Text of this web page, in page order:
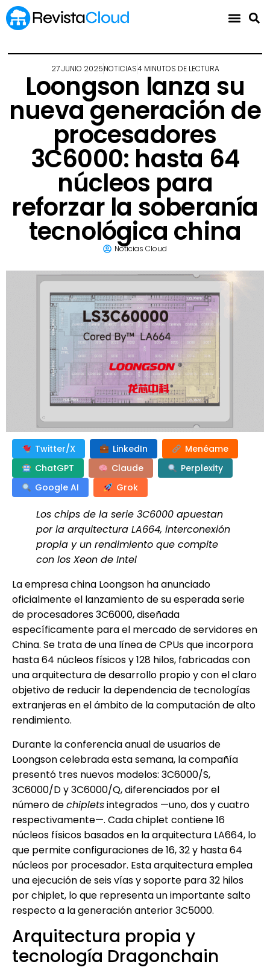
27 JUNIO 2025NOTICIAS4 MINUTOS DE LECTURA
Loongson lanza su
nueva generación de
procesadores
3C6000: hasta 64
núcleos para
reforzar la soberanía
tecnológica china
Noticias Cloud
Twitter/X LinkedIn
Menéame
ChatGPT
Claude
Perplexity
Google AI
Grok
Los chips de la serie 3C6000 apuestan
por la arquitectura LA664, interconexión
propia y un rendimiento que compite
con los Xeon de Intel
La empresa china Loongson ha anunciado
oficialmente el lanzamiento de su esperada serie
de procesadores 3C6000, diseñada
específicamente para el mercado de servidores en
China. Se trata de una línea de CPUs que incorpora
hasta 64 núcleos físicos y 128 hilos, fabricadas con
una arquitectura de desarrollo propio y con el claro
objetivo de reducir la dependencia de tecnologías
extranjeras en el ámbito de la computación de alto
rendimiento.
Durante la conferencia anual de usuarios de
Loongson celebrada esta semana, la compañía
presentó tres nuevos modelos: 3C6000/S,
3C6000/D y 3C6000/Q, diferenciados por el
número dechipletsintegrados —uno, dos y cuatro
respectivamente—. Cada chiplet contiene 16
núcleos físicos basados en la arquitectura LA664, lo
que permite configuraciones de 16, 32 y hasta 64
núcleos por procesador. Esta arquitectura emplea
una ejecución de seis vías y soporte para 32 hilos
por chiplet, lo que representa un importante salto
respecto a la generación anterior 3C5000.
Arquitectura propia y
tecnología Dragonchain